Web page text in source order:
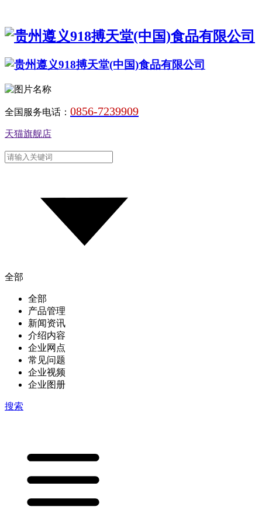
全国服务电话： 0856-7239909
天猫旗舰店
全部
全部
产品管理
新闻资讯
介绍内容
企业网点
常见问题
企业视频
企业图册
搜索